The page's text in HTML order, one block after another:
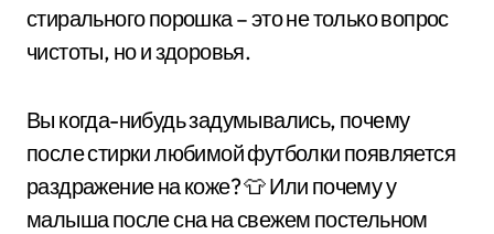
стирального порошка – это не только вопрос
чистоты, но и здоровья.
Вы когда-нибудь задумывались, почему
после стирки любимой футболки появляется
раздражение на коже? 👕 Или почему у
малыша после сна на свежем постельном